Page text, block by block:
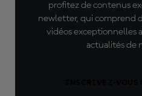
profitez de contenus
newletter, qui comprend
vidéos exceptionnelles
actualités de